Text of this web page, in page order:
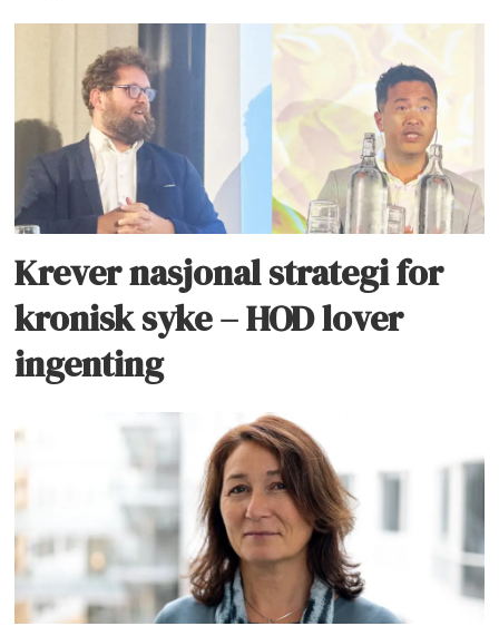
Krever nasjonal strategi for
kronisk syke – HOD lover
ingenting